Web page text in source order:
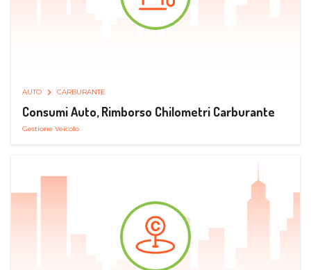
AUTO CARBURANTE
Consumi Auto, Rimborso Chilometri Carburante
Gestione Veicolo